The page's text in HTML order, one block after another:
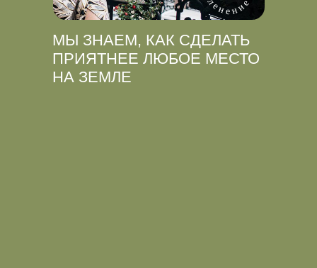
МЫ ЗНАЕМ, КАК СДЕЛАТЬ
ПРИЯТНЕЕ ЛЮБОЕ МЕСТО
НА ЗЕМЛЕ